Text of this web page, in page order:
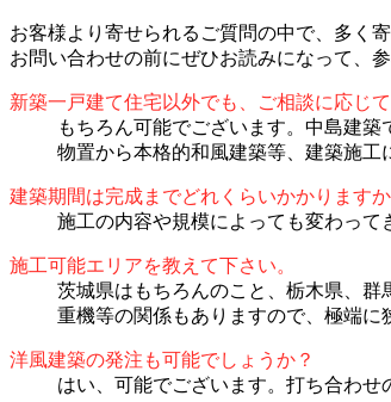
お客様より寄せられるご質問の中で、多く
お問い合わせの前にぜひお読みになって、
新築一戸建て住宅以外でも、ご相談に応じ
もちろん可能でございます。中島建
物置から本格的和風建築等、建築施工
建築期間は完成までどれくらいかかりますか
施工の内容や規模によっても変わって
施工可能エリアを教えて下さい。
茨城県はもちろんのこと、栃木県、群
重機等の関係もありますので、極端に
洋風建築の発注も可能でしょうか？
はい、可能でございます。打ち合わせ